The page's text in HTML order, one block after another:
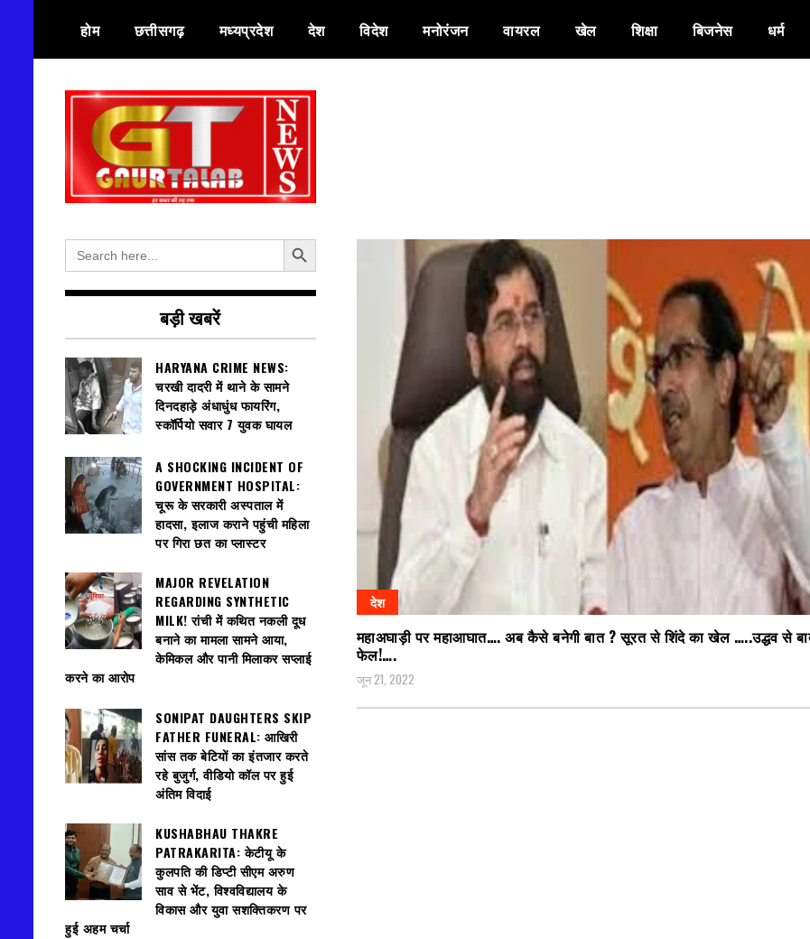
content
होम छत्तीसगढ़ मध्यप्रदेश देश विदेश मनोरंजन वायरल खेल शिक्षा बिजनेस धर्म
गौरतलब न्यूज
देश
महाअघाड़ी पर महाआघात…. अब कैसे बनेगी बात ? सूरत से शिंदे का खेल …..उद्धव से
फेल!….
जून 21, 2022
Search
for:
Search Button
बड़ी खबरें
HARYANA CRIME NEWS:
चरखी दादरी में थाने के सामने
दिनदहाड़े अंधाधुंध फायरिंग,
स्कॉर्पियो सवार 7 युवक घायल
A SHOCKING INCIDENT OF
GOVERNMENT HOSPITAL:
चूरू के सरकारी अस्पताल में
हादसा, इलाज कराने पहुंची महिला
पर गिरा छत का प्लास्टर
MAJOR REVELATION
REGARDING SYNTHETIC
MILK! रांची में कथित नकली दूध
बनाने का मामला सामने आया,
केमिकल और पानी मिलाकर सप्लाई
करने का आरोप
SONIPAT DAUGHTERS SKIP
FATHER FUNERAL: आखिरी
सांस तक बेटियों का इंतजार करते
रहे बुजुर्ग, वीडियो कॉल पर हुई
अंतिम विदाई
KUSHABHAU THAKRE
PATRAKARITA: केटीयू के
कुलपति की डिप्टी सीएम अरुण
साव से भेंट, विश्वविद्यालय के
विकास और युवा सशक्तिकरण पर
हुई अहम चर्चा